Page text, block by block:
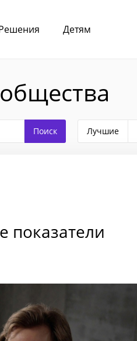
Детям
Лучшие
показатели